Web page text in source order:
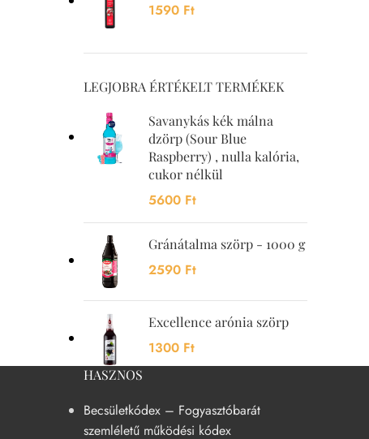
1590 Ft
LEGJOBRA ÉRTÉKELT TERMÉKEK
Savanykás kék málna
dzörp (Sour Blue
Raspberry) , nulla kalória,
cukor nélkül
5600 Ft
Gránátalma szörp - 1000 g
2590 Ft
Excellence arónia szörp
1300 Ft
HASZNOS
Becsületkódex – Fogyasztóbarát
szemléletű működési kódex